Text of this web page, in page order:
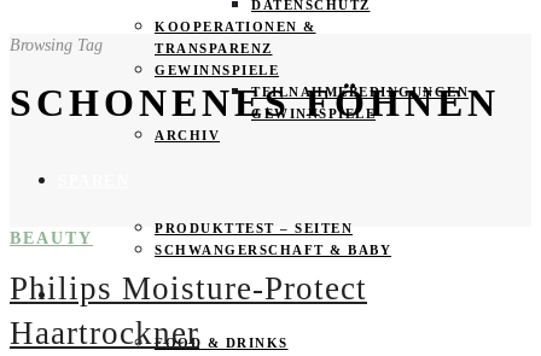
DATENSCHUTZ
KOOPERATIONEN &
TRANSPARENZ
GEWINNSPIELE
TEILNAHMEBEDINGUNGEN
GEWINNSPIELE
ARCHIV
PRODUKTTEST – SEITEN
SCHWANGERSCHAFT & BABY
PRODUKTTESTER GESUCHT
FOOD & DRINKS
Browsing Tag
SCHONENES FÖHNEN
BEAUTY
Philips Moisture-Protect
Haartrockner